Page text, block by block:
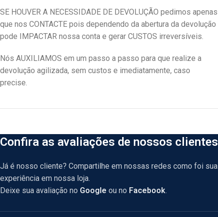
SE HOUVER A NECESSIDADE DE DEVOLUÇÃO pedimos apenas
que nos CONTACTE pois dependendo da abertura da devolução
pode IMPACTAR nossa conta e gerar CUSTOS irreversíveis.
Nós AUXILIAMOS em um passo a passo para que realize a
devolução agilizada, sem custos e imediatamente, caso
precise.
Confira as avaliações de nossos clientes
Já é nosso cliente? Compartilhe em nossas redes como foi sua
experiência em nossa loja.
Deixe sua avaliação no Google ou no Facebook.